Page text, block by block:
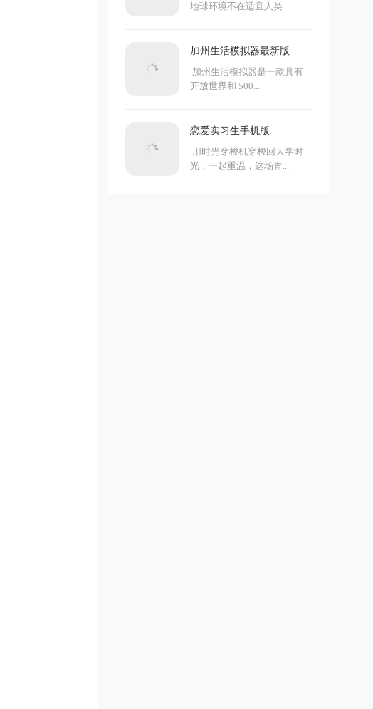
地球环境不在适宜人类...
加州生活模拟器最新版
加州生活模拟器是一款具有
开放世界和 500...
恋爱实习生手机版
用时光穿梭机穿梭回大学时
光，一起重温，这场青...